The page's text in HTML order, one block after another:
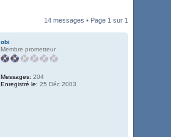
14 messages • Page 1 sur 1
obi
Membre prometteur
Messages: 204
Enregistré le: 25 Déc 2003